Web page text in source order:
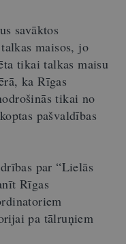
savāktos
maisos, jo
tikai talkas maisu
ka Rīgas
tikai no
pašvaldības
par “Lielās
Rīgas
pa tālruņiem